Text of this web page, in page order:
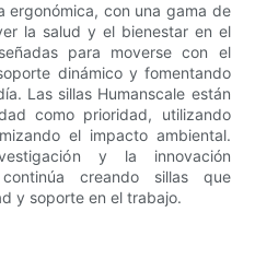
ergonómica, con una gama de
la salud y el bienestar en el
para moverse con el
dinámico y fomentando
Las sillas Humanscale están
como prioridad, utilizando
el impacto ambiental.
y la innovación
continúa creando sillas que
y soporte en el trabajo.